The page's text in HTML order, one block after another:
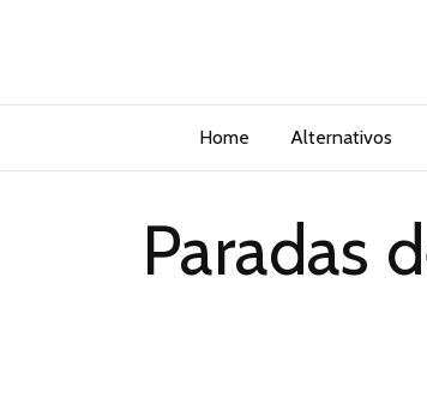
Home Alternativos
Paradas